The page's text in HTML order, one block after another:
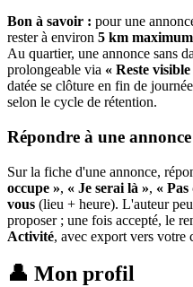
Bon à savoir : pour une
rester à environ 5 km maximum
Au quartier, une annonce sans
prolongeable via « Reste visible
datée se clôture en fin de
selon le cycle de rétention.
Répondre à une annonce
Sur la fiche d'une annonce,
occupe », « Je serai là », « Pas
vous (lieu + heure). L'auteur
proposer ; une fois accepté, le
Activité, avec export vers votre
👤 Mon profil